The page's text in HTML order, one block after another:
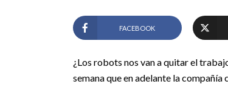
FACEBOOK
¿Los robots nos van a quitar el
semana que en adelante la